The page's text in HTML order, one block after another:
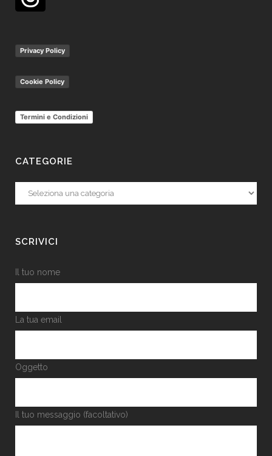
Privacy Policy
Cookie Policy
Termini e Condizioni
CATEGORIE
Categorie
SCRIVICI
Il tuo nome
La tua email
Oggetto
Il tuo messaggio (facoltativo)